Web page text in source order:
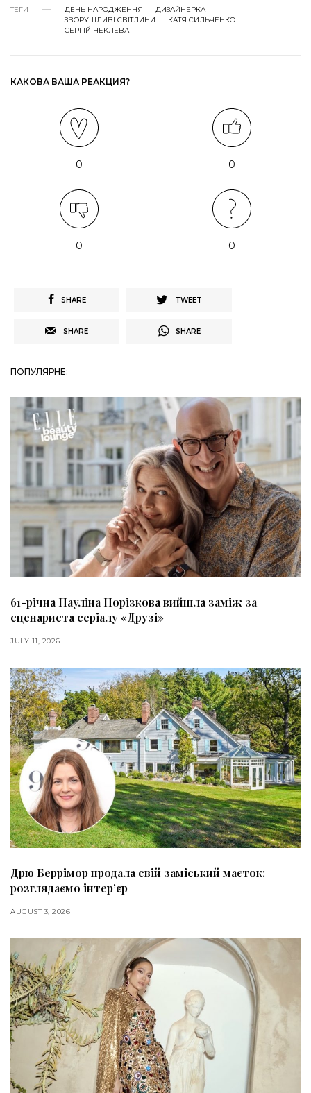
ТЕГИ ДЕНЬ НАРОДЖЕННЯ
ДИЗАЙНЕРКА
ЗВОРУШЛИВІ СВІТЛИНИ
КАТЯ СИЛЬЧЕНКО
СЕРГІЙ НЕКЛЕВА
КАКОВА ВАША РЕАКЦИЯ?
0 0
0 0
SHARE TWEET
SHARE SHARE
ПОПУЛЯРНЕ:
61-річна Пауліна Порізкова вийшла заміж за
сценариста серіалу «Друзі»
JULY 11, 2026
Дрю Беррімор продала свій заміський маєток:
розглядаємо інтер’єр
AUGUST 3, 2026